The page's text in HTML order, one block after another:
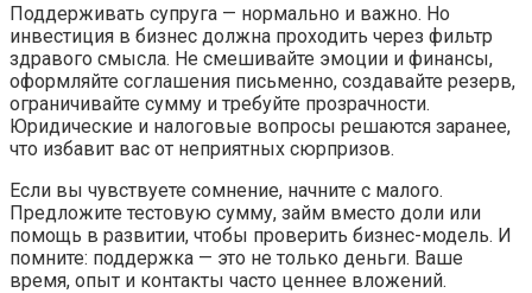
Поддерживать супруга — нормально и важно. Но
инвестиция в бизнес должна проходить через фильтр
здравого смысла. Не смешивайте эмоции и финансы,
оформляйте соглашения письменно, создавайте резерв,
ограничивайте сумму и требуйте прозрачности.
Юридические и налоговые вопросы решаются заранее,
что избавит вас от неприятных сюрпризов.
Если вы чувствуете сомнение, начните с малого.
Предложите тестовую сумму, займ вместо доли или
помощь в развитии, чтобы проверить бизнес-модель. И
помните: поддержка — это не только деньги. Ваше
время, опыт и контакты часто ценнее вложений.